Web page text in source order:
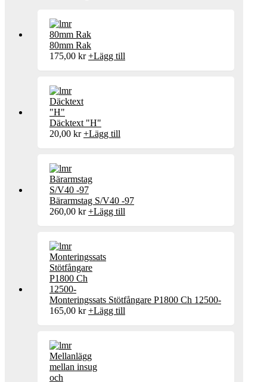
80mm Rak
175,00 kr +Lägg till
Däcktext "H"
20,00 kr +Lägg till
Bärarmstag S/V40 -97
260,00 kr +Lägg till
Monteringssats Stötfångare P1800 Ch 12500-
165,00 kr +Lägg till